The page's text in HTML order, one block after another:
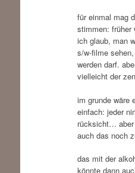
für einmal mag
stimmen:
ich glaub, man
s/w-filme
werden darf.
vielleicht der
im grunde wäre
einfach: jeder
rücksicht… aber
auch das noch
das mit der
könnte dann